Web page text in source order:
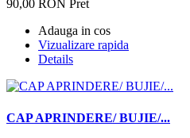
90,00 RON Pret
Adauga in cos
Vizualizare rapida
Details
CAP APRINDERE/ BUJIE/...